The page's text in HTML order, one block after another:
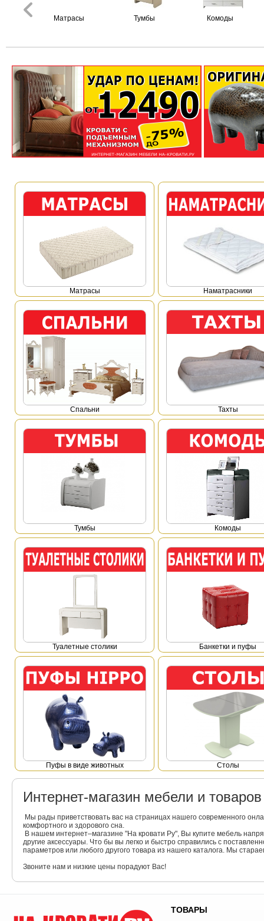
Матрасы Тумбы Комоды
Mатрасы Наматрасники
Спальни Тахты
Тумбы Комоды
Туалетные столики Банкетки и пуфы
Пуфы в виде животных Столы
Интернет-магазин мебели и
Мы рады приветствовать вас на страницах нашего современного
комфортного и здорового сна.
В нашем интернет–магазине "На кровати Ру", Вы купите мебель
другие аксессуары. Что бы вы легко и быстро справились с
параметров или любого другого товара из нашего каталога. Мы
Звоните нам и низкие цены порадуют Вас!
ТОВАРЫ